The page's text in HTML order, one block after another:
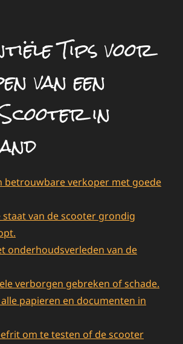
Tips voor
van een
in
betrouwbare verkoper met goede
van de scooter grondig
onderhoudsverleden van de
verborgen gebreken of schade.
papieren en documenten in
om te testen of de scooter